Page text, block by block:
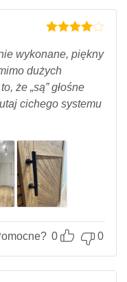
4na 5.
wykonane, piękny
dużych
że „są” głośne
cichego systemu
0 0